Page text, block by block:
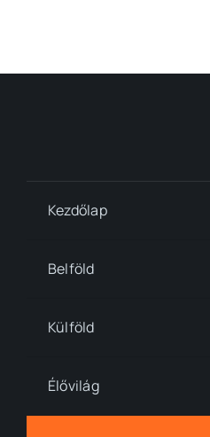
Kezdőlap
Belföld
Külföld
Élővilág